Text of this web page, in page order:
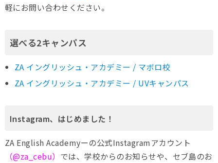
軽にお問い合わせください。
選べる2キャンパス
ZA イングリッシュ・アカデミー / マボロ校
ZA イングリッシュ・アカデミー / UVキャンパス
Instagram、はじめました！
ZA English Academyーの公式Instagramアカウント
（@za_cebu） では、学校からのお知らせや、セブ島のお